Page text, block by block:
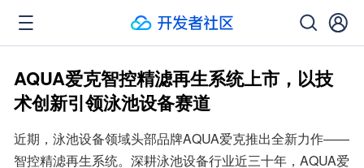
AQUA爱克智控精滤再生系统上市，以技
术创新引领泳池设备赛道
近期，泳池设备领域头部品牌AQUA爱克推出全新力作——
智控精滤再生系统。深耕泳池设备行业近三十年，AQUA爱